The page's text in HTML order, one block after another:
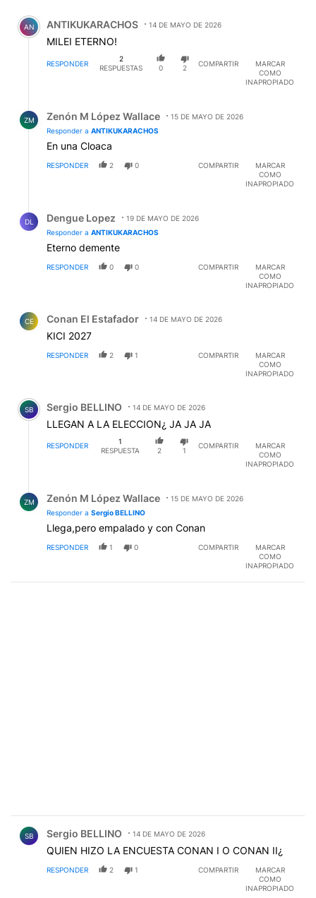
Comentario de ANTIKUKARACHOS .
AN ANTIKUKARACHOS 14 DE MAYO DE 2026
MILEI ETERNO!
RESPONDER
2
RESPUESTAS
0 2
COMPARTIR
MARCAR
COMO
INAPROPIADO
ZM Zenón M López Wallace
15 DE MAYO DE 2026
Responder a ANTIKUKARACHOS
En una Cloaca
RESPONDER 2 0 COMPARTIR
MARCAR
COMO
INAPROPIADO
DL Dengue Lopez
19 DE MAYO DE 2026
Responder a ANTIKUKARACHOS
Eterno demente
RESPONDER 0 0 COMPARTIR
MARCAR
COMO
INAPROPIADO
CE Conan El Estafador 14 DE MAYO DE 2026
KICI 2027
RESPONDER 2 1 COMPARTIR
MARCAR
COMO
INAPROPIADO
Comentario de Sergio BELLINO.
SB Sergio BELLINO 14 DE MAYO DE 2026
LLEGAN A LA ELECCION¿ JA JA JA
RESPONDER
1
RESPUESTA
2 1
COMPARTIR
MARCAR
COMO
INAPROPIADO
ZM Zenón M López Wallace
15 DE MAYO DE 2026
Responder a Sergio BELLINO
Llega,pero empalado y con Conan
RESPONDER 1 0 COMPARTIR
MARCAR
COMO
INAPROPIADO
SB Sergio BELLINO 14 DE MAYO DE 2026
QUIEN HIZO LA ENCUESTA CONAN I O CONAN II¿
RESPONDER 2 1 COMPARTIR
MARCAR
COMO
INAPROPIADO